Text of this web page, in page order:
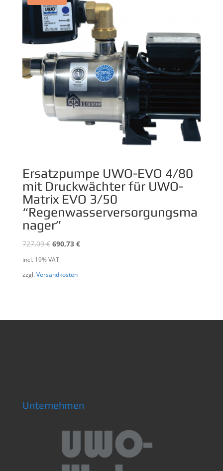
Ersatzpumpe UWO-EVO 4/80
mit Druckwächter für UWO-
Matrix EVO 3/50
“Regenwasserversorgungsma
nager”
727,09€ 690,73 €
incl. 19% VAT
zzgl. Versandkosten
Unternehmen